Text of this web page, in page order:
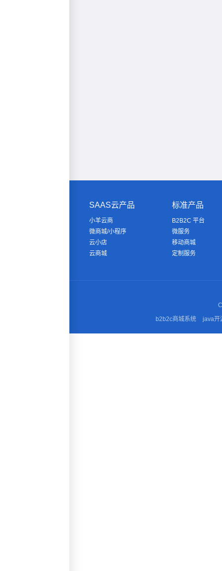
SAAS云产品
小羊云商
微商城/小程序
云小店
云商城
标准产品
B2B2C 平台
微服务
移动商城
定制服务
b2b2c商城系统
java开